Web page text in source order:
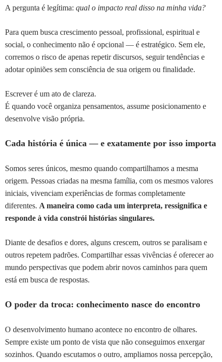
A pergunta é legítima: qual o impacto real disso na minha vida?
Para quem busca crescimento pessoal, profissional, espiritual e
social, o conhecimento não é opcional — é estratégico. Sem ele,
corremos o risco de apenas repetir discursos, seguir tendências e
adotar opiniões sem consciência de sua origem ou finalidade.
Escrever é um ato de clareza.
É quando você organiza pensamentos, assume posicionamento e
desenvolve visão própria.
Cada história é única — e exatamente por isso importa
Somos seres únicos, mesmo quando compartilhamos a mesma
origem. Pessoas criadas na mesma família, com os mesmos valores
iniciais, vivenciam experiências de formas completamente
diferentes. A maneira como cada um interpreta, ressignifica e
responde à vida constrói histórias singulares.
Diante de desafios e dores, alguns crescem, outros se paralisam e
outros repetem padrões. Compartilhar essas vivências é oferecer ao
mundo perspectivas que podem abrir novos caminhos para quem
está em busca de respostas.
O poder da troca: conhecimento nasce do encontro
O desenvolvimento humano acontece no encontro de olhares.
Sempre existe um ponto de vista que não conseguimos enxergar
sozinhos. Quando escutamos o outro, ampliamos nossa percepção,